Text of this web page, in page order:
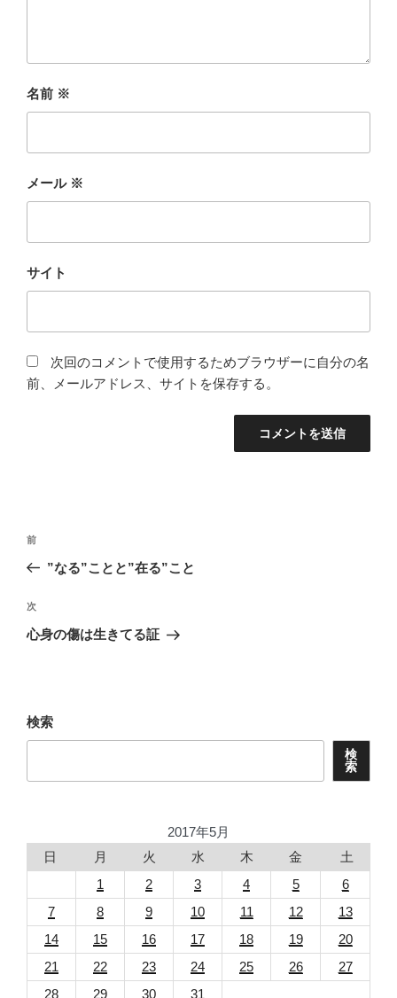
名前 ※
メール ※
サイト
次回のコメントで使用するためブラウザーに自分の名
前、メールアドレス、サイトを保存する。
投
ビ
ゲ
ン
前
の
稿
前
”なる”ことと”在る”こと
次
の
次
心身の傷は生きてる証
検索
検
索
2017年5月
日
月 火 水 木 金
土
1
2 3 4 5
6
7
8 9 10 11 12
13
14
15 16 17 18 19
20
21
22 23 24 25 26
27
28
29 30 31